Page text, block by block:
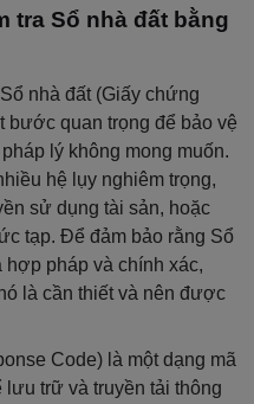
tra Sổ nhà đất bằng
nhà đất (Giấy chứng
bước quan trọng để bảo vệ
lý không mong muốn.
hệ lụy nghiêm trọng,
sử dụng tài sản, hoặc
tạp. Để đảm bảo rằng Sổ
pháp và chính xác,
là cần thiết và nên được
Code) là một dạng mã
trữ và truyền tải thông